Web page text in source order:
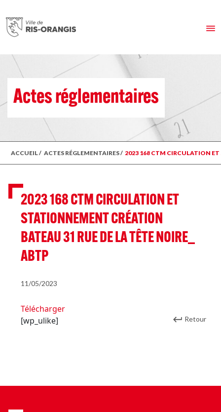
Actes réglementaires
ACCUEIL/ ACTES RÉGLEMENTAIRES/ 2023 168 CTM CIRCULATION ET
2023 168 CTM CIRCULATION ET
STATIONNEMENT CRÉATION
BATEAU 31 RUE DE LA TÊTE NOIRE_
ABTP
11/05/2023
Télécharger
[wp_ulike]
Retour